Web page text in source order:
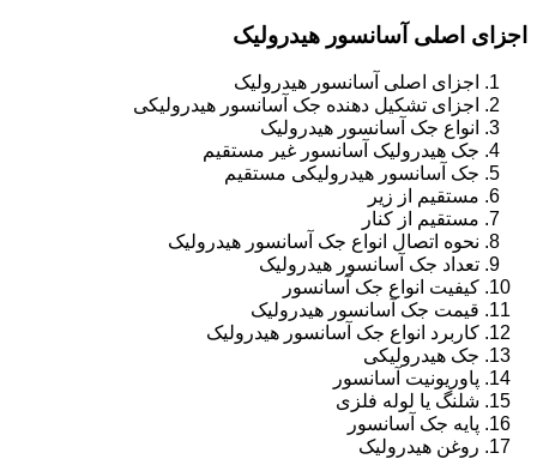
اجزای اصلی آسانسور هیدرولیک
اجزای اصلی آسانسور هیدرولیک
اجزای تشکیل دهنده جک آسانسور هیدرولیکی
انواع جک آسانسور هیدرولیک
جک هیدرولیک آسانسور غیر مستقیم
جک آسانسور هیدرولیکی مستقیم
مستقیم از زیر
مستقیم از کنار
نحوه اتصال انواع جک آسانسور هیدرولیک
تعداد جک آسانسور هیدرولیک
کیفیت انواع جک آسانسور
قیمت جک آسانسور هیدرولیک
کاربرد انواع جک آسانسور هیدرولیک
جک هیدرولیکی
پاوریونیت آسانسور
شلنگ یا لوله فلزی
پایه جک آسانسور
روغن هیدرولیک